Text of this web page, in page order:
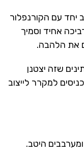
יחד עם הקורנפלור
אחיד וסמיך
את הלהבה.
שזה יצטנן
למקרר לייצוב
היטב.